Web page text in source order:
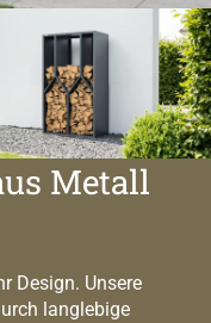
Metall
Design. Unsere
langlebige